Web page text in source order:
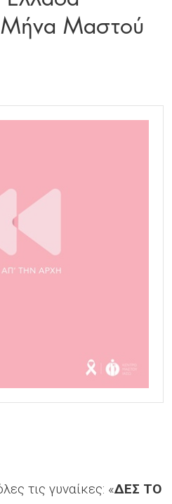
Μήνα Μαστού
τις γυναίκες: «ΔΕΣ ΤΟ